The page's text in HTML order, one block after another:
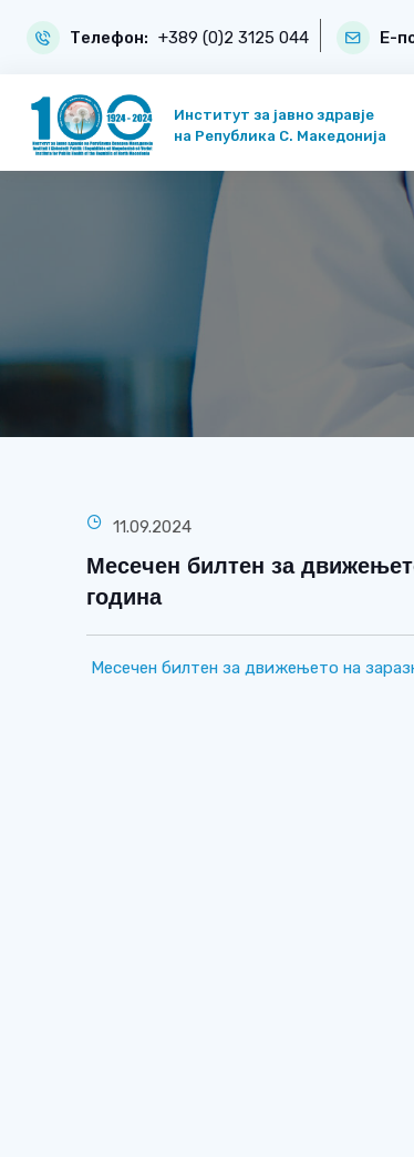
Телефон: +389 (0)2 3125 044 Е-
Институт за јавно здравје
на Република С. Македонија
11.09.2024
Месечен билтен за
година
Месечен билтен за движењето на